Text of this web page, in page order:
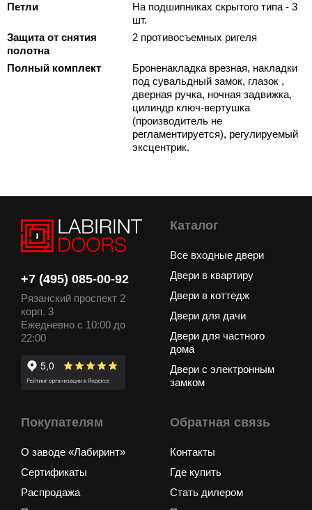
Петли
На подшипниках скрытого типа - 3
шт.
Защита от снятия
полотна
2 противосъемных ригеля
Полный комплект
Броненакладка врезная, накладки
под сувальдный замок, глазок ,
дверная ручка, ночная задвижка,
цилиндр ключ-вертушка
(производитель не
регламентируется), регулируемый
эксцентрик.
+7 (495) 085-00-92
Рязанский проспект 2
корп. 3
Ежедневно с 10:00 до
22:00
Каталог
Все входные двери
Двери в квартиру
Двери в коттедж
Двери для дачи
Двери для частного
дома
Двери с электронным
замком
Покупателям
О заводе «Лабиринт»
Сертификаты
Распродажа
Обратная связь
Контакты
Где купить
Стать дилером